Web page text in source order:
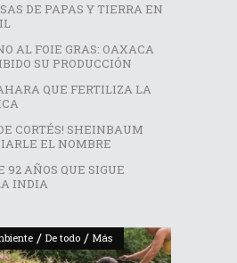
DE PAPAS Y TIERRA EN
AL FOIE GRAS: OAXACA
SU PRODUCCIÓN
QUE FERTILIZA LA
CORTÉS! SHEINBAUM
EL NOMBRE
AÑOS QUE SIGUE
INDIA
/ De todo / Más